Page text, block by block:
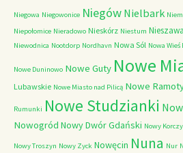
Niegowa Niegowonice Niegów Nielbark
Niepołomice Nieradowo Nieskórz Niestum Nieszawa
Niewodnica Nootdorp Nordhavn Nowa Sól Nowa Wieś
Nowe Duninowo Nowe Guty Nowe
Lubawskie Nowe Miasto nad Pilicą Nowe
Rumunki Nowe Studzianki
Nowogród Nowy Dwór Gdański Nowy
Nowy Troszyn Nowy Zyck Nowęcin Nuna Nur